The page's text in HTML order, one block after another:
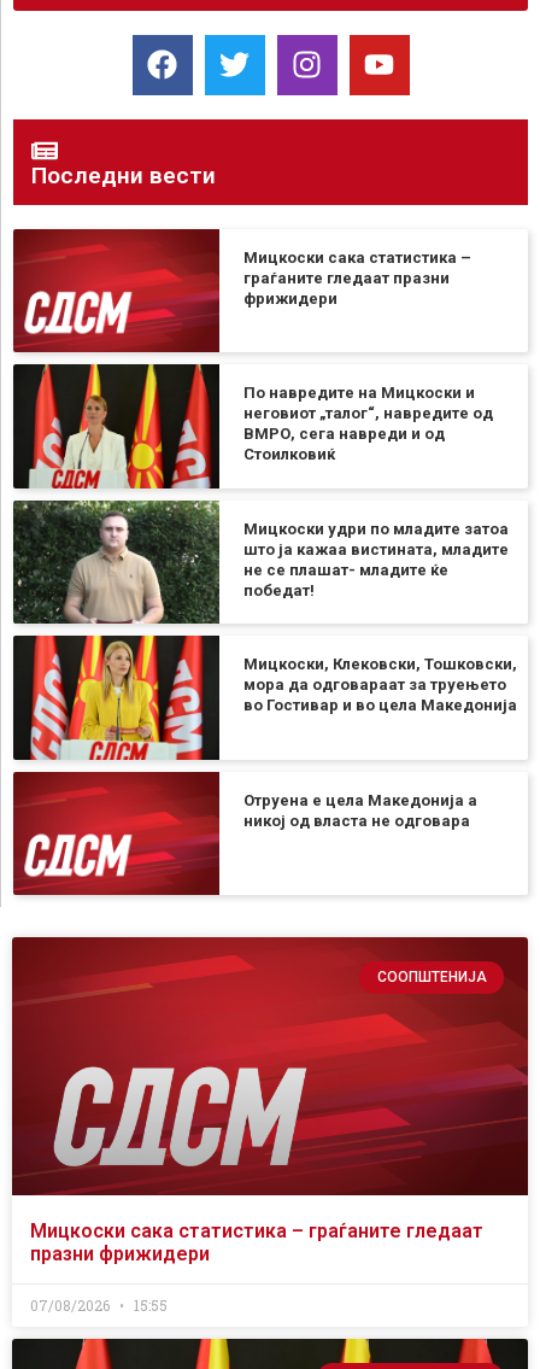
Последни вести
Мицкоски сака статистика –
граѓаните гледаат празни
фрижидери
По навредите на Мицкоски и
неговиот „талог“, навредите од
ВМРО, сега навреди и од
Стоилковиќ
Мицкоски удри по младите затоа
што ја кажаа вистината, младите
не се плашат- младите ќе
победат!
Мицкоски, Клековски, Тошковски,
мора да одговараат за труењето
во Гостивар и во цела Македонија
Отруена е цела Македонија а
никој од власта не одговара
СООПШТЕНИЈА
Мицкоски сака статистика – граѓаните гледаат
празни фрижидери
07/08/2026 15:55